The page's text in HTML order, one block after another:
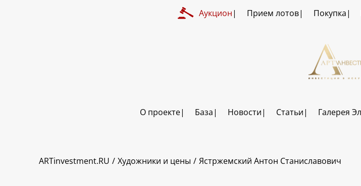
Аукцион Прием лотов Покупка
О проекте База Новости Статьи Галерея
ARTinvestment.RU Художники и цены Ястржемский Антон Станиславович